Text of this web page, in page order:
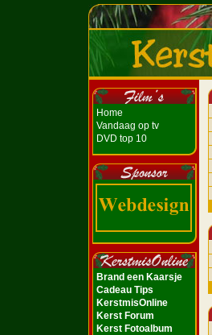
Home
Vandaag op tv
DVD top 10
Brand een Kaarsje
Cadeau Tips
KerstmisOnline
Kerst Forum
Kerst Fotoalbum